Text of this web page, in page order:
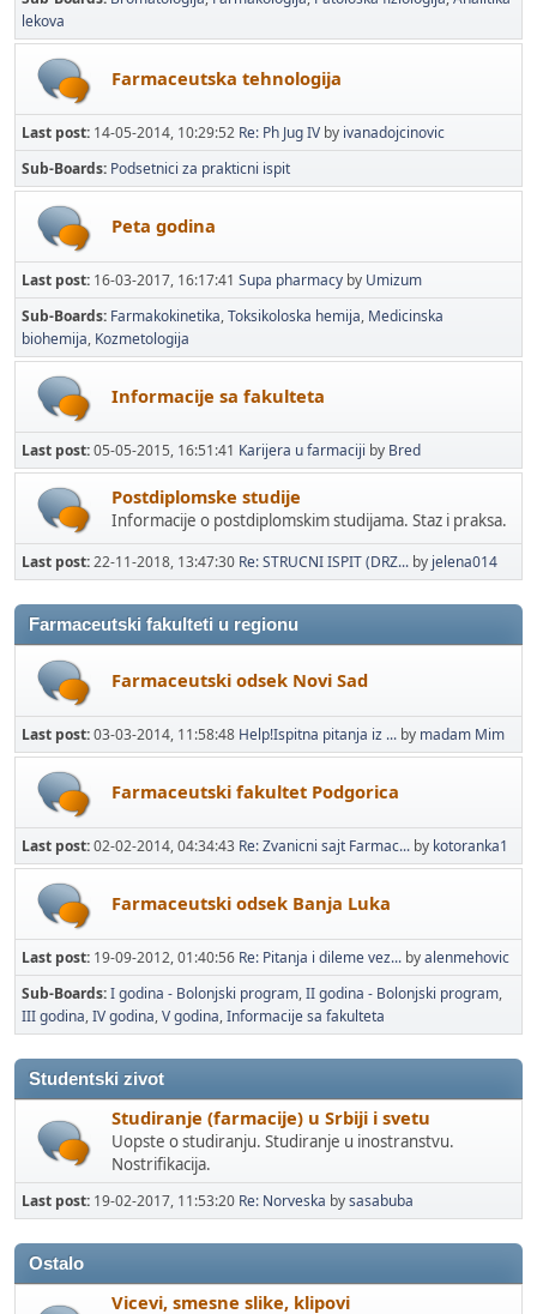
lekova
Farmaceutska tehnologija
Last post: 14-05-2014, 10:29:52 Re: Ph Jug IV by ivanadojcinovic
Sub-Boards Podsetnici za prakticni ispit
Peta godina
Last post: 16-03-2017, 16:17:41 Supa pharmacy by Umizum
Sub-Boards Farmakokinetika Toksikoloska hemija Medicinska
biohemija Kozmetologija
Informacije sa fakulteta
Last post:05-05-2015, 16:51:41 Karijera u farmaciji by Bred
Postdiplomske studije
Informacije o postdiplomskim studijama. Staz i praksa.
Last post:22-11-2018, 13:47:30 Re: STRUCNI ISPIT (DRZ... by jelena014
Farmaceutski fakulteti u regionu
Farmaceutski odsek Novi Sad
Last post:03-03-2014, 11:58:48 Help!Ispitna pitanja iz ... by madam Mim
Farmaceutski fakultet Podgorica
Last post:02-02-2014, 04:34:43 Re: Zvanicni sajt Farmac... by kotoranka1
Farmaceutski odsek Banja Luka
Last post: 19-09-2012, 01:40:56 Re: Pitanja i dileme vez... byalenmehovic
Sub-Boards I godina - Bolonjski program II godina - Bolonjski program
III godina IV godina V godina Informacije sa fakulteta
Studentski zivot
Studiranje (farmacije) u Srbiji i svetu
Uopste o studiranju. Studiranje u inostranstvu.
Nostrifikacija.
Last post: 19-02-2017, 11:53:20 Re: Norveska bysasabuba
Ostalo
Vicevi, smesne slike, klipovi